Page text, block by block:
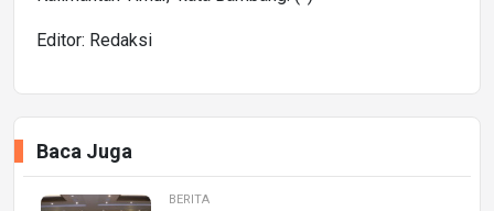
Editor: Redaksi
Baca Juga
BERITA